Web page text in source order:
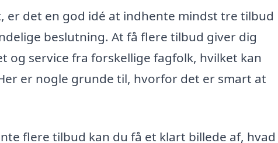
det en god idé at indhente mindst tre tilbud
beslutning. At få flere tilbud giver dig
og service fra forskellige fagfolk, hvilket kan
er nogle grunde til, hvorfor det er smart at
flere tilbud kan du få et klart billede af, hvad